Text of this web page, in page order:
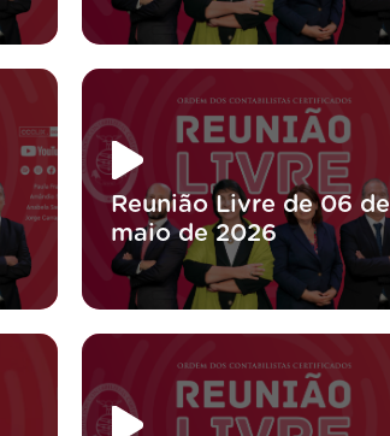
Reunião Livre de 06 de
maio de 2026